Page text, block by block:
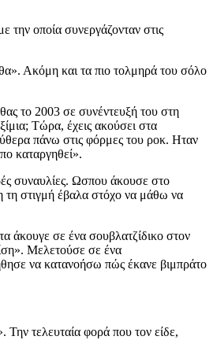
οποία συνεργάζονταν στις
Ακόμη και τα πιο τολμηρά του σόλο
το 2003 σε συνέντευξή του στη
Τώρα, έχεις ακούσει στα
πάνω στις φόρμες του ροκ. Ηταν
καταργηθεί».
συναυλίες. Ωσπου άκουσε στο
τη στιγμή έβαλα στόχο να μάθω να
άκουγε σε ένα σουβλατζίδικο στον
Μελετούσε σε ένα
να κατανοήσω πώς έκανε βιμπράτο
τελευταία φορά που τον είδε,